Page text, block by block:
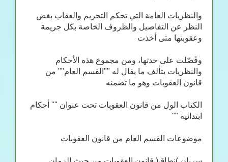
والنظريات العامة التي تحكم التجريم والعقاب بغض
النظر عن التفاصيل والظروف الخاصة بكل جريمة
وعقوبتها متى أخذت
وفًصّلت على حدتها، ومن مجموع هذه الأحكام
والنظريات يتألف ما يقال له ""القسم العام"" من
قانون العقوبات وهو ما تضمنه
الكتاب الول من قانون العقوبات تحت عنوان "" أحكام
ابتدائية ""
موضوعات القسم العام من قانون العقوبات